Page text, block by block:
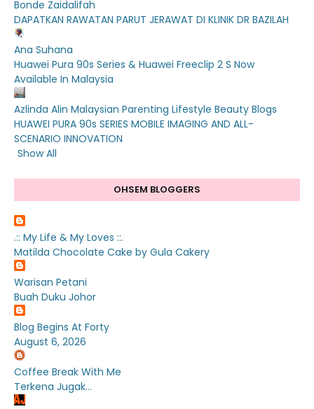
Bonde Zaidalifah
DAPATKAN RAWATAN PARUT JERAWAT DI KLINIK DR BAZILAH
Ana Suhana
Huawei Pura 90s Series & Huawei Freeclip 2 S Now
Available In Malaysia
Azlinda Alin Malaysian Parenting Lifestyle Beauty Blogs
HUAWEI PURA 90s SERIES MOBILE IMAGING AND ALL-
SCENARIO INNOVATION
Show All
OHSEM BLOGGERS
.:: My Life & My Loves ::.
Matilda Chocolate Cake by Gula Cakery
Warisan Petani
Buah Duku Johor
Blog Begins At Forty
August 6, 2026
Coffee Break With Me
Terkena Jugak...